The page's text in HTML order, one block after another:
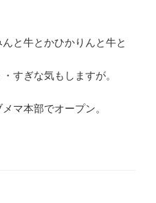
と牛とかひかりんと牛と
すぎな気もしますが。
マ本部でオープン。